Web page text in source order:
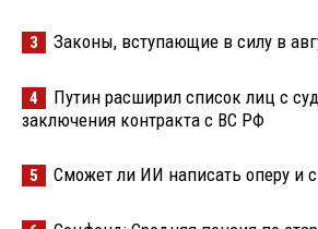
3 Законы, вступающие в силу в
4
Путин расширил список лиц с
заключения контракта с ВС РФ
5 Сможет ли ИИ написать оперу и